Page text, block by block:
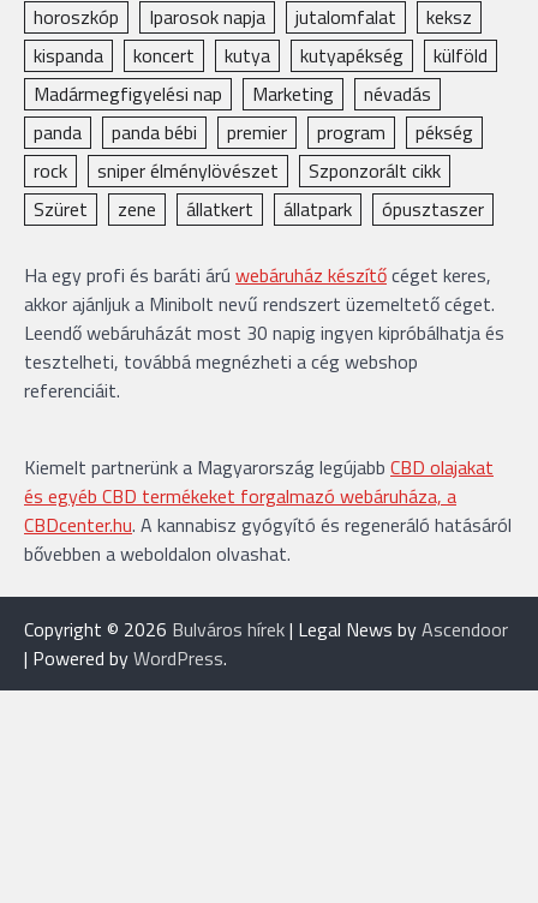
horoszkóp
Iparosok napja jutalomfalat
keksz
kispanda
koncert kutya kutyapékség
külföld
Madármegfigyelési nap
Marketing
névadás
panda
panda bébi premier program
pékség
rock
sniper élménylövészet
Szponzorált cikk
Szüret
zene állatkert állatpark ópusztaszer
Ha egy profi és baráti árú webáruház készítőcéget keres,
akkor ajánljuk a Minibolt nevű rendszert üzemeltető céget.
Leendő webáruházát most 30 napig ingyen kipróbálhatja és
tesztelheti, továbbá megnézheti a cég webshop
referenciáit.
Kiemelt partnerünk a Magyarország legújabb CBD olajakat
és egyéb CBD termékeket forgalmazó webáruháza, a
CBDcenter.hu. A kannabisz gyógyító és regeneráló hatásáról
bővebben a weboldalon olvashat.
Copyright © 2026 Bulváros hírek| Legal News byAscendoor
| Powered byWordPress.